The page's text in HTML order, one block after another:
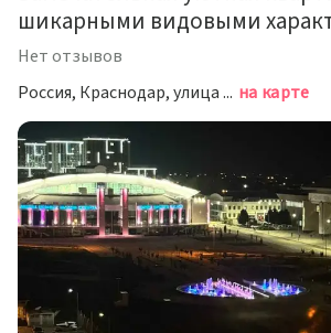
шикарными видовыми
Нет отзывов
Россия, Краснодар, улица имени М.Е. Соколова, 86к1 на карте